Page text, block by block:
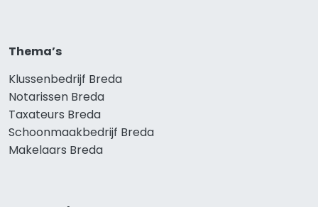
Thema’s
Klussenbedrijf Breda
Notarissen Breda
Taxateurs Breda
Schoonmaakbedrijf Breda
Makelaars Breda